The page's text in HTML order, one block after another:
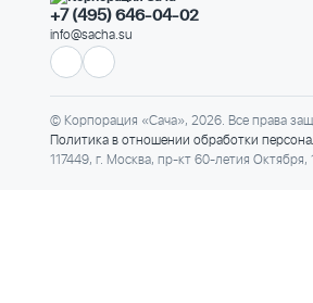
+7 (495) 646-04-02
info@sacha.su
© Корпорация «Сача», 2026. Все права
Политика в отношении обработки
117449, г. Москва, пр-кт 60-летия Октября,